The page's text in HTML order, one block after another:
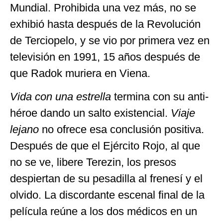
Mundial. Prohibida una vez más, no se
exhibió hasta después de la Revolución
de Terciopelo, y se vio por primera vez en
televisión en 1991, 15 años después de
que Radok muriera en Viena.
Vida con una estrella termina con su anti-
héroe dando un salto existencial. Viaje
lejano no ofrece esa conclusión positiva.
Después de que el Ejército Rojo, al que
no se ve, libere Terezin, los presos
despiertan de su pesadilla al frenesí y el
olvido. La discordante escenal final de la
película reúne a los dos médicos en un